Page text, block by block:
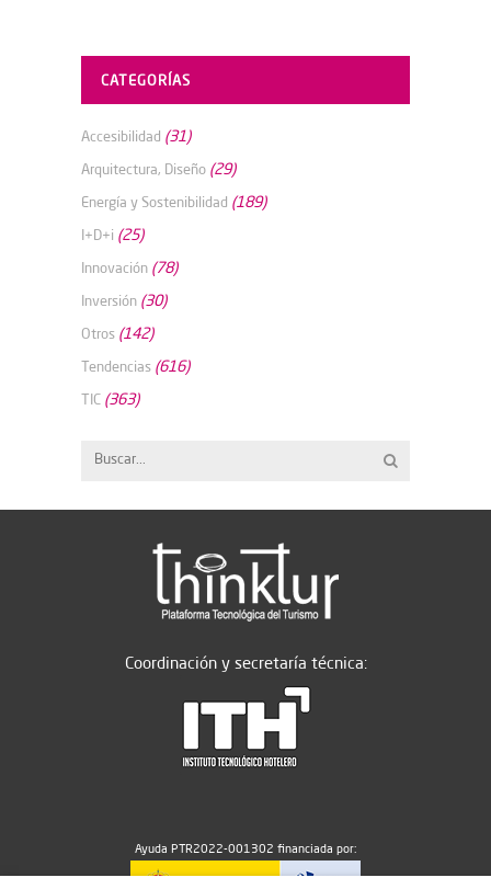
CATEGORÍAS
Accesibilidad (31)
Arquitectura, Diseño (29)
Energía y Sostenibilidad (189)
I+D+i (25)
Innovación (78)
Inversión (30)
Otros (142)
Tendencias (616)
TIC (363)
Coordinación y secretaría técnica:
Ayuda PTR2022-001302 financiada por: